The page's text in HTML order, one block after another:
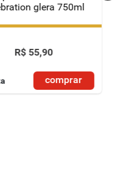
glera 750ml
- Cliente Prime ou Pgto
R$ 55,90
comprar